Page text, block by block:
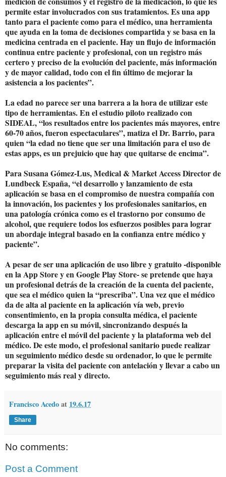
permite estar involucrados con sus tratamientos. Es una app
tanto para el paciente como para el médico, una herramienta
que ayuda en la toma de decisiones compartida y se basa en la
medicina centrada en el paciente. Hay un flujo de información
continua entre paciente y profesional, con un registro más
certero y preciso de la evolución del paciente, más información
y de mayor calidad, todo con el fin último de mejorar la
asistencia a los pacientes”.
La edad no parece ser una barrera a la hora de utilizar este
tipo de herramientas. En el estudio piloto realizado con
SIDEAL, “los resultados entre los pacientes más mayores, entre
60-70 años, fueron espectaculares”, matiza el Dr. Barrio, para
quien “la edad no tiene que ser una limitación para el uso de
estas apps, es un prejuicio que hay que quitarse de encima”.
Para Susana Gómez-Lus, Medical & Market Access Director de
Lundbeck España, “el desarrollo y lanzamiento de esta
aplicación se basa en el compromiso de nuestra compañía con
la innovación, los pacientes y los profesionales sanitarios, en
una patología crónica como es el trastorno por consumo de
alcohol, que requiere todos los esfuerzos posibles para lograr
un abordaje integral basado en la confianza entre médico y
paciente”.
A pesar de ser una aplicación de uso libre y gratuito -disponible
en la App Store y en Google Play Store- se pretende que haya
un profesional detrás de la creación de la cuenta del paciente,
que sea el médico quien la “prescriba”. Una vez que el médico
da de alta al paciente en la aplicación vía web, previo
consentimiento, en la propia consulta médica, el paciente
descarga la app en su móvil, sincronizando después la
aplicación entre el móvil del paciente y la plataforma web del
médico. De este modo, el profesional sanitario puede realizar
un seguimiento médico desde su ordenador, lo que le permite
preparar la visita del paciente con antelación y llevar a cabo un
seguimiento más real y directo.
Francisco Acedoat 19.6.17
Share
No comments:
Post a Comment